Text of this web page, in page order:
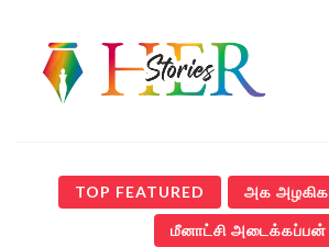
TOP FEATURED அக
மீனாட்சி அடைக்கப்பன்